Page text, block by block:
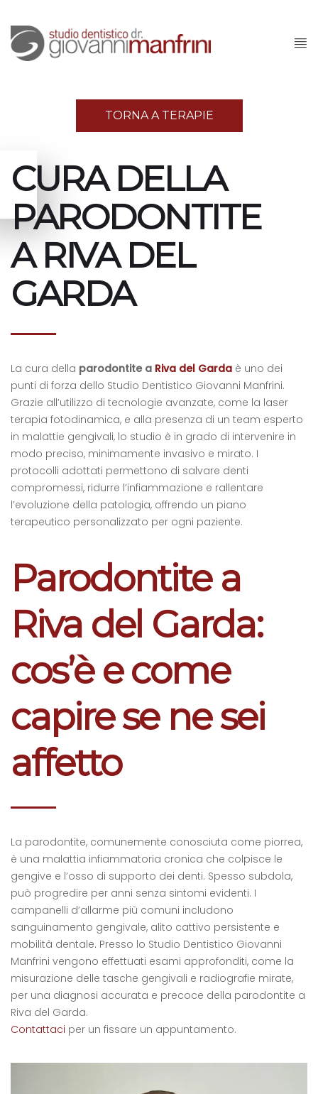
CURA DELLA
PARODONTITE
A RIVA DEL
GARDA
TORNA A TERAPIE
La cura della parodontite a Riva del Garda è uno dei
punti di forza dello Studio Dentistico Giovanni Manfrini.
Grazie all’utilizzo di tecnologie avanzate, come la laser
terapia fotodinamica, e alla presenza di un team esperto
in malattie gengivali, lo studio è in grado di intervenire in
modo preciso, minimamente invasivo e mirato. I
protocolli adottati permettono di salvare denti
compromessi, ridurre l’infiammazione e rallentare
l’evoluzione della patologia, offrendo un piano
terapeutico personalizzato per ogni paziente.
Parodontite a
Riva del Garda:
cos’è e come
capire se ne sei
affetto
La parodontite, comunemente conosciuta come piorrea,
è una malattia infiammatoria cronica che colpisce le
gengive e l’osso di supporto dei denti. Spesso subdola,
può progredire per anni senza sintomi evidenti. I
campanelli d’allarme più comuni includono
sanguinamento gengivale, alito cattivo persistente e
mobilità dentale. Presso lo Studio Dentistico Giovanni
Manfrini vengono effettuati esami approfonditi, come la
misurazione delle tasche gengivali e radiografie mirate,
per una diagnosi accurata e precoce della parodontite a
Riva del Garda.
Contattaci per un fissare un appuntamento.